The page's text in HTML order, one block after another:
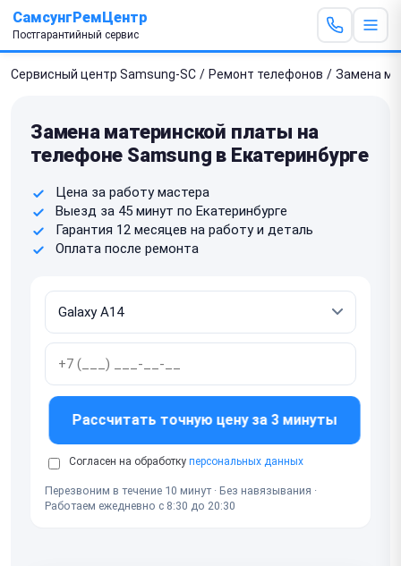
СамсунгРемЦентр
Постгарантийный сервис
Сервисный центр Samsung-SC / Ремонт телефонов / Замена
Замена материнской платы на
телефоне Samsung в Екатеринбурге
Цена за работу мастера
Выезд за 45 минут по Екатеринбурге
Гарантия 12 месяцев на работу и деталь
Оплата после ремонта
Рассчитать точную цену за 3 минуты
Согласен на обработку персональных данных
Перезвоним в течение 10 минут · Без навязывания ·
Работаем ежедневно с 8:30 до 20:30